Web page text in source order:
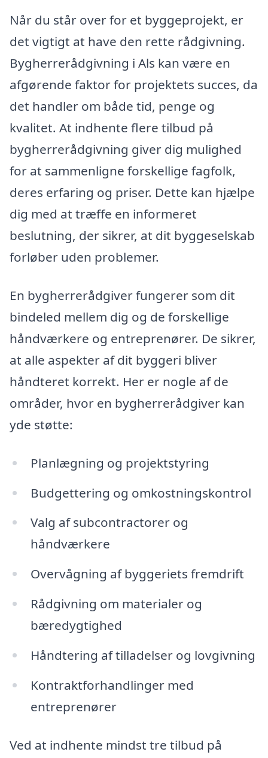
Når du står over for et byggeprojekt, er
det vigtigt at have den rette rådgivning.
Bygherrerådgivning i Als kan være en
afgørende faktor for projektets succes, da
det handler om både tid, penge og
kvalitet. At indhente flere tilbud på
bygherrerådgivning giver dig mulighed
for at sammenligne forskellige fagfolk,
deres erfaring og priser. Dette kan hjælpe
dig med at træffe en informeret
beslutning, der sikrer, at dit byggeselskab
forløber uden problemer.
En bygherrerådgiver fungerer som dit
bindeled mellem dig og de forskellige
håndværkere og entreprenører. De sikrer,
at alle aspekter af dit byggeri bliver
håndteret korrekt. Her er nogle af de
områder, hvor en bygherrerådgiver kan
yde støtte:
Planlægning og projektstyring
Budgettering og omkostningskontrol
Valg af subcontractorer og
håndværkere
Overvågning af byggeriets fremdrift
Rådgivning om materialer og
bæredygtighed
Håndtering af tilladelser og lovgivning
Kontraktforhandlinger med
entreprenører
Ved at indhente mindst tre tilbud på